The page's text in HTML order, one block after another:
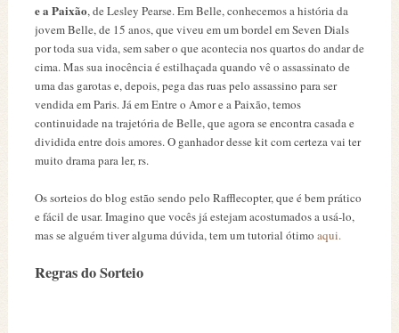
e a Paixão, de Lesley Pearse. Em Belle, conhecemos a história da
jovem Belle, de 15 anos, que viveu em um bordel em Seven Dials
por toda sua vida, sem saber o que acontecia nos quartos do andar de
cima. Mas sua inocência é estilhaçada quando vê o assassinato de
uma das garotas e, depois, pega das ruas pelo assassino para ser
vendida em Paris. Já em Entre o Amor e a Paixão, temos
continuidade na trajetória de Belle, que agora se encontra casada e
dividida entre dois amores. O ganhador desse kit com certeza vai ter
muito drama para ler, rs.
Os sorteios do blog estão sendo pelo Rafflecopter, que é bem prático
e fácil de usar. Imagino que vocês já estejam acostumados a usá-lo,
mas se alguém tiver alguma dúvida, tem um tutorial ótimo aqui.
Regras do Sorteio